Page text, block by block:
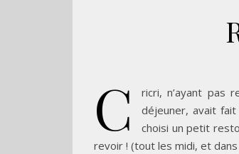
C
ricri, n’ayant pas
déjeuner, avait
choisi un petit
revoir ! (tout les midi, et